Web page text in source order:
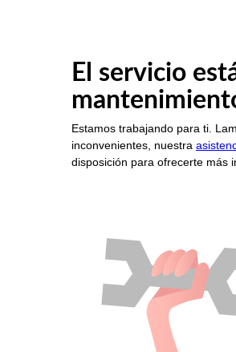
El servicio
Estamos trabajando para ti.
inconvenientes, nuestra
disposición para ofrecerte más